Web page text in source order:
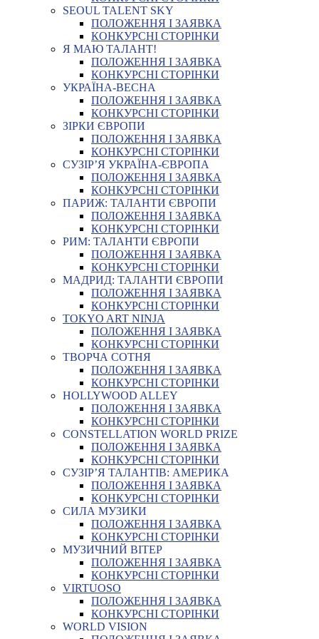
SEOUL TALENT SKY
ПОЛОЖЕННЯ І ЗАЯВКА
КОНКУРСНІ СТОРІНКИ
Я МАЮ ТАЛАНТ!
ПОЛОЖЕННЯ І ЗАЯВКА
КОНКУРСНІ СТОРІНКИ
УКРАЇНА-ВЕСНА
ПОЛОЖЕННЯ І ЗАЯВКА
КОНКУРСНІ СТОРІНКИ
ЗІРКИ ЄВРОПИ
ПОЛОЖЕННЯ І ЗАЯВКА
КОНКУРСНІ СТОРІНКИ
СУЗІР’Я УКРАЇНА-ЄВРОПА
ПОЛОЖЕННЯ І ЗАЯВКА
КОНКУРСНІ СТОРІНКИ
ПАРИЖ: ТАЛАНТИ ЄВРОПИ
ПОЛОЖЕННЯ І ЗАЯВКА
КОНКУРСНІ СТОРІНКИ
РИМ: ТАЛАНТИ ЄВРОПИ
ПОЛОЖЕННЯ І ЗАЯВКА
КОНКУРСНІ СТОРІНКИ
МАДРИД: ТАЛАНТИ ЄВРОПИ
ПОЛОЖЕННЯ І ЗАЯВКА
КОНКУРСНІ СТОРІНКИ
TOKYO ART NINJA
ПОЛОЖЕННЯ І ЗАЯВКА
КОНКУРСНІ СТОРІНКИ
ТВОРЧА СОТНЯ
ПОЛОЖЕННЯ І ЗАЯВКА
КОНКУРСНІ СТОРІНКИ
HOLLYWOOD ALLEY
ПОЛОЖЕННЯ І ЗАЯВКА
КОНКУРСНІ СТОРІНКИ
CONSTELLATION WORLD PRIZE
ПОЛОЖЕННЯ І ЗАЯВКА
КОНКУРСНІ СТОРІНКИ
СУЗІР’Я ТАЛАНТІВ: АМЕРИКА
ПОЛОЖЕННЯ І ЗАЯВКА
КОНКУРСНІ СТОРІНКИ
СИЛА МУЗИКИ
ПОЛОЖЕННЯ І ЗАЯВКА
КОНКУРСНІ СТОРІНКИ
МУЗИЧНИЙ ВІТЕР
ПОЛОЖЕННЯ І ЗАЯВКА
КОНКУРСНІ СТОРІНКИ
VIRTUOSO
ПОЛОЖЕННЯ І ЗАЯВКА
КОНКУРСНІ СТОРІНКИ
WORLD VISION